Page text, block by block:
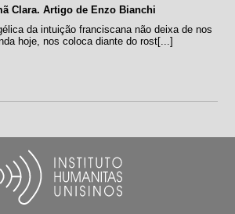
Clara. Artigo de Enzo Bianchi
da intuição franciscana não deixa de nos
hoje, nos coloca diante do rost[...]